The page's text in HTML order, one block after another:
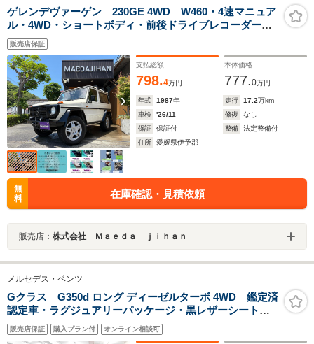
ゲレンデヴァーゲン 230GE 4WD W460・4速マニュア
ル・4WD・ショートボディ・前後ドライブレコーダー・
ETC・KENWOODオーディオ
販売店保証
支払総額
798.4万円
本体価格
777.0万円
年式 1987年 走行 17.2万km
車検
'26/11 修復
なし
保証
保証付 整備
法定整備付
住所
愛媛県伊予郡
無
料
在庫確認・見積依頼
販売店： 株式会社 Ｍａｅｄａ ｊｉｈａｎ
メルセデス・ベンツ
Gクラス G350d ロング ディーゼルターボ 4WD 鑑定済
認定車・ラグジュアリーパッケージ・黒レザーシート・
サンルーフ・ハーマンカードンサラウンド・バックモニ
ター・シートヒーター
販売店保証 購入プラン付 オンライン相談可